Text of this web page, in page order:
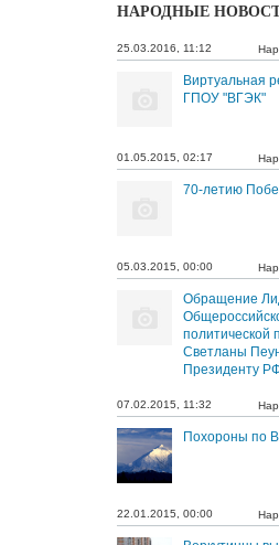
НАРОДНЫЕ
25.03.2016, 11:12
Виртуальная
ГПОУ "ВГЭК"
01.05.2015, 02:17
70-летию
05.03.2015, 00:00
Обращение
Светланы
Президенту
07.02.2015, 11:32
Похороны по
22.01.2015, 00:00